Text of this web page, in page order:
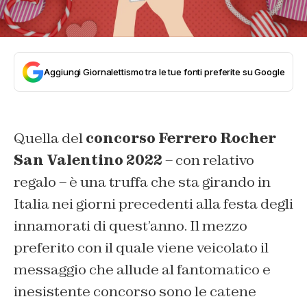
Aggiungi Giornalettismo tra le tue fonti preferite su Google
Quella delconcorso Ferrero Rocher
San Valentino 2022– con relativo
regalo – è una truffa che sta girando in
Italia nei giorni precedenti alla festa degli
innamorati di quest’anno. Il mezzo
preferito con il quale viene veicolato il
messaggio che allude al fantomatico e
inesistente concorso sono le catene